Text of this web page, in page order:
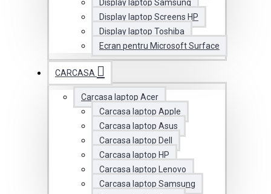
Display laptop Samsung
Display laptop Screens HP
Display laptop Toshiba
Ecran pentru Microsoft Surface
CARCASA
Carcasa laptop Acer
Carcasa laptop Apple
Carcasa laptop Asus
Carcasa laptop Dell
Carcasa laptop HP
Carcasa laptop Lenovo
Carcasa laptop Samsung